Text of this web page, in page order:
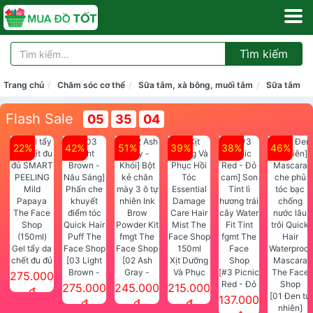
Tìm kiếm
Trang chủ Chăm sóc cơ thể Sữa tắm, xà bông, muối tắm Sữa tắm
Flash Sale 05 35 04
22%
Gel tẩy da
chết đu đủ
SMART
PEELING
275.000
đ
42%
[03 Light
Brown -
Nâu Sáng]
Phấn che
275.000
đ
51%
[02 Ash
Gray -
Khói] Bột
kẻ chân
245.000
đ
39%
Xịt Dưỡng
Và Phục
Hồi Tóc
Essential
215.000
đ
38%
[#3 Picnic
Red - Đỏ
cam] Son
137.000
46%
[01 Đen tự
nhiên]